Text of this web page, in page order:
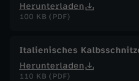
Herunterladen
100 KB (PDF)
Italienisches
Herunterladen
110 KB (PDF)